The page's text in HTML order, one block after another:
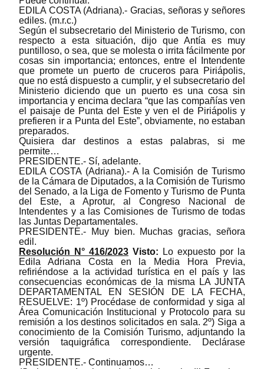
EDILA COSTA (Adriana).- Gracias, señoras y señores
ediles. (m.r.c.)
Según el subsecretario del Ministerio de Turismo, con
respecto a esta situación, dijo que Antía es muy
puntilloso, o sea, que se molesta o irrita fácilmente por
cosas sin importancia; entonces, entre el Intendente
que promete un puerto de cruceros para Piriápolis,
que no está dispuesto a cumplir, y el subsecretario del
Ministerio diciendo que un puerto es una cosa sin
importancia y encima declara “que las compañías ven
el paisaje de Punta del Este y ven el de Piriápolis y
prefieren ir a Punta del Este”, obviamente, no estaban
preparados.
Quisiera dar destinos a estas palabras, si me
permite…
PRESIDENTE.- Sí, adelante.
EDILA COSTA (Adriana).- A la Comisión de Turismo
de la Cámara de Diputados, a la Comisión de Turismo
del Senado, a la Liga de Fomento y Turismo de Punta
del Este, a Aprotur, al Congreso Nacional de
Intendentes y a las Comisiones de Turismo de todas
las Juntas Departamentales.
PRESIDENTE.- Muy bien. Muchas gracias, señora
edil.
Resolución N° 416/2023 Visto:
Lo expuesto por la
Edila Adriana Costa en la Media Hora Previa,
refiriéndose a la actividad turística en el país y las
consecuencias económicas de la misma LA JUNTA
DEPARTAMENTAL EN SESIÓN DE LA FECHA,
RESUELVE: 1º) Procédase de conformidad y siga al
Área Comunicación Institucional y Protocolo para su
remisión a los destinos solicitados en sala. 2º) Siga a
conocimiento de la Comisión Turismo, adjuntando la
versión taquigráfica correspondiente. Declárase
urgente.
PRESIDENTE.- Continuamos…